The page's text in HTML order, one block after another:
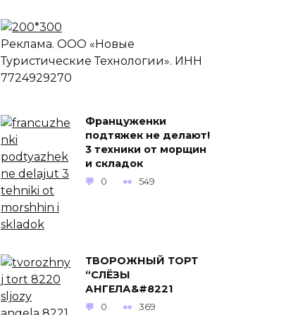
Реклама. ООО «Новые
Туристические Технологии». ИНН
7724929270
Француженки
подтяжек не делают!
3 техники от морщин
и складок
0 549
ТВОРОЖНЫЙ ТОРТ
“СЛЁЗЫ
АНГЕЛА&#8221
0 369